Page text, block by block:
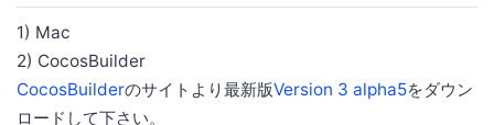
1) Mac
2) CocosBuilder
CocosBuilderのサイトより最新版Version 3 alpha5をダウン
ロードして下さい。